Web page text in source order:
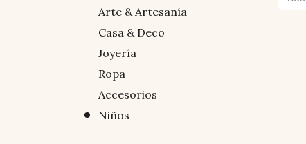
Arte & Artesanía
Casa & Deco
Joyería
Ropa
Accesorios
Niños